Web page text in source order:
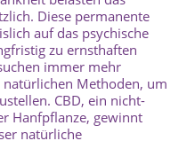
Diese permanente
auf das psychische
zu ernsthaften
immer mehr
Methoden, um
CBD, ein nicht-
Hanfpflanze, gewinnt
natürliche